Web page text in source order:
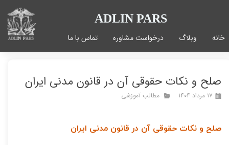
ADLIN PARS
خانه وبلاگ درخواست مشاوره تماس با ما
صلح و نکات حقوقی آن در قانون مدنی ایران
۱۷ مرداد ۱۴۰۴ مطالب آموزشی
صلح و نکات حقوقی آن در قانون مدنی ایران